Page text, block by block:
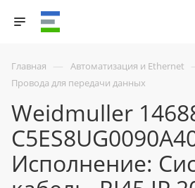
Главная — Автоматизация и Ethernet
Провода для передачи данных
Weidmuller
Исполнение: